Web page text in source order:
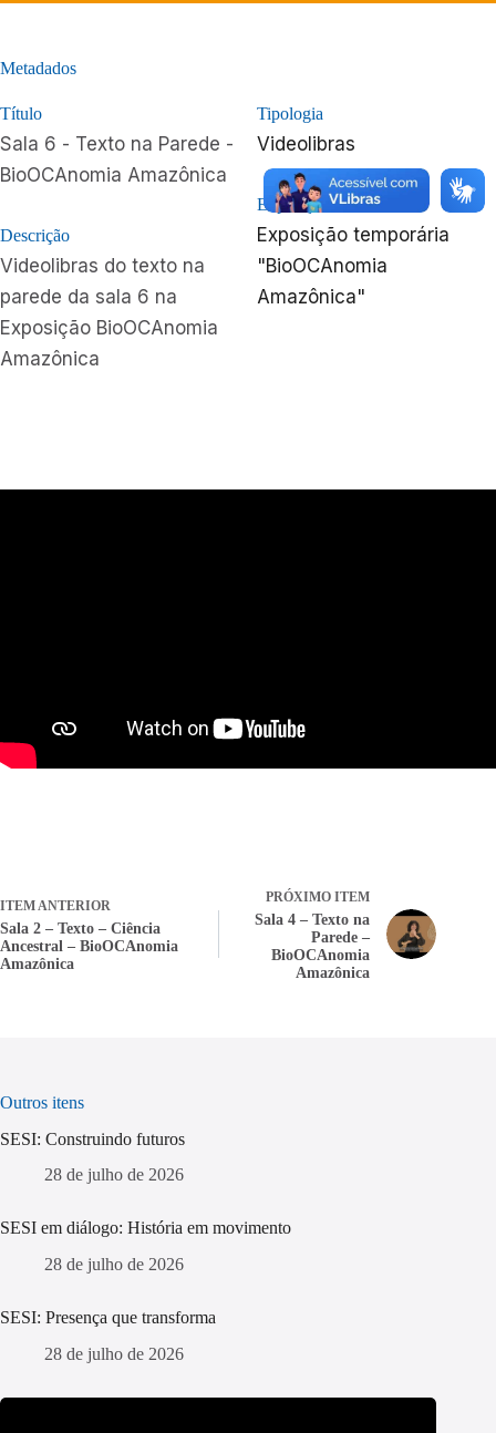
Metadados
Título
Sala 6 - Texto na Parede -
BioOCAnomia Amazônica
Descrição
Videolibras do texto na
parede da sala 6 na
Exposição BioOCAnomia
Amazônica
Tipologia
Videolibras
Exposição
Exposição temporária
"BioOCAnomia
Amazônica"
ITEM ANTERIOR
Sala 2 – Texto – Ciência
Ancestral – BioOCAnomia
Amazônica
PRÓXIMO ITEM
Sala 4 – Texto na
Parede –
BioOCAnomia
Amazônica
Outros itens
SESI: Construindo futuros
28 de julho de 2026
SESI em diálogo: História em movimento
28 de julho de 2026
SESI: Presença que transforma
28 de julho de 2026